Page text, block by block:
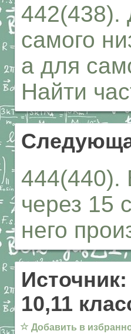
442(438).
самого
а для
Найти
444(440).
через 15
него
10,11
☆ Добавить в